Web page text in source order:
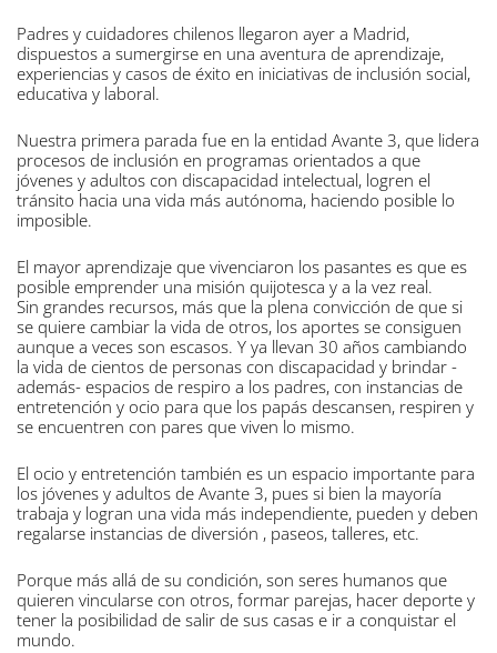
Padres y cuidadores chilenos llegaron ayer a Madrid,
dispuestos a sumergirse en una aventura de aprendizaje,
experiencias y casos de éxito en iniciativas de inclusión social,
educativa y laboral.
Nuestra primera parada fue en la entidad Avante 3, que lidera
procesos de inclusión en programas orientados a que
jóvenes y adultos con discapacidad intelectual, logren el
tránsito hacia una vida más autónoma, haciendo posible lo
imposible.
El mayor aprendizaje que vivenciaron los pasantes es que es
posible emprender una misión quijotesca y a la vez real.
Sin grandes recursos, más que la plena convicción de que si
se quiere cambiar la vida de otros, los aportes se consiguen
aunque a veces son escasos. Y ya llevan 30 años cambiando
la vida de cientos de personas con discapacidad y brindar -
además- espacios de respiro a los padres, con instancias de
entretención y ocio para que los papás descansen, respiren y
se encuentren con pares que viven lo mismo.
El ocio y entretención también es un espacio importante para
los jóvenes y adultos de Avante 3, pues si bien la mayoría
trabaja y logran una vida más independiente, pueden y deben
regalarse instancias de diversión , paseos, talleres, etc.
Porque más allá de su condición, son seres humanos que
quieren vincularse con otros, formar parejas, hacer deporte y
tener la posibilidad de salir de sus casas e ir a conquistar el
mundo.